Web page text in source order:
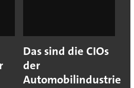
Das sind die CIOs
der
Automobilindustrie